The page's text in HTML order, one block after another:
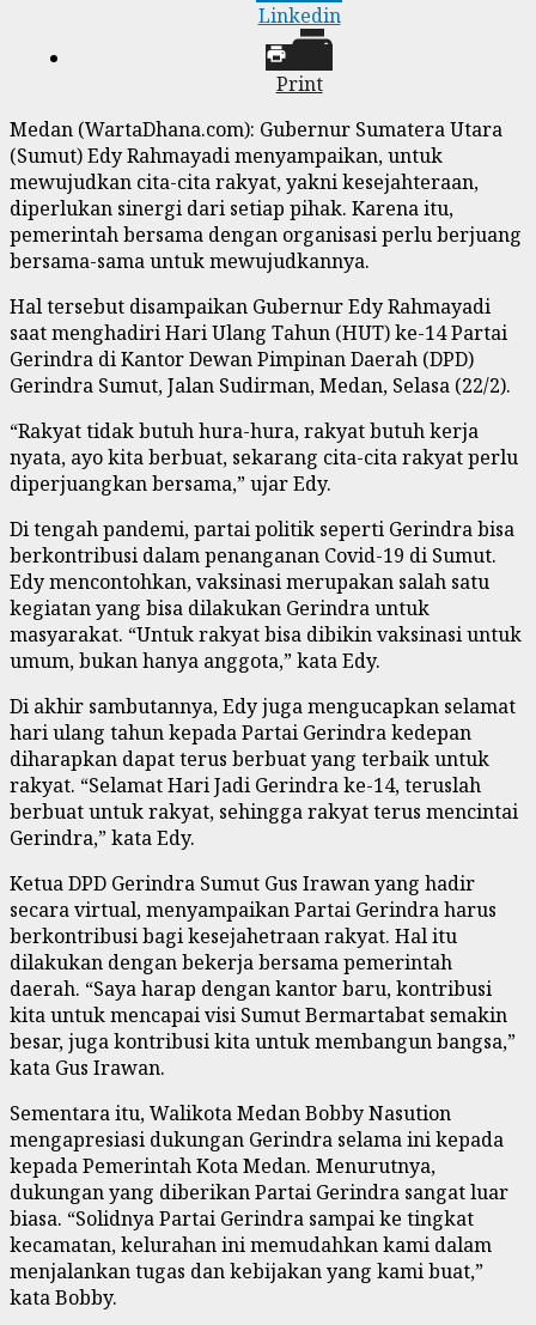
Linkedin
Print
Medan (WartaDhana.com): Gubernur Sumatera Utara
(Sumut) Edy Rahmayadi menyampaikan, untuk
mewujudkan cita-cita rakyat, yakni kesejahteraan,
diperlukan sinergi dari setiap pihak. Karena itu,
pemerintah bersama dengan organisasi perlu berjuang
bersama-sama untuk mewujudkannya.
Hal tersebut disampaikan Gubernur Edy Rahmayadi
saat menghadiri Hari Ulang Tahun (HUT) ke-14 Partai
Gerindra di Kantor Dewan Pimpinan Daerah (DPD)
Gerindra Sumut, Jalan Sudirman, Medan, Selasa (22/2).
“Rakyat tidak butuh hura-hura, rakyat butuh kerja
nyata, ayo kita berbuat, sekarang cita-cita rakyat perlu
diperjuangkan bersama,” ujar Edy.
Di tengah pandemi, partai politik seperti Gerindra bisa
berkontribusi dalam penanganan Covid-19 di Sumut.
Edy mencontohkan, vaksinasi merupakan salah satu
kegiatan yang bisa dilakukan Gerindra untuk
masyarakat. “Untuk rakyat bisa dibikin vaksinasi untuk
umum, bukan hanya anggota,” kata Edy.
Di akhir sambutannya, Edy juga mengucapkan selamat
hari ulang tahun kepada Partai Gerindra kedepan
diharapkan dapat terus berbuat yang terbaik untuk
rakyat. “Selamat Hari Jadi Gerindra ke-14, teruslah
berbuat untuk rakyat, sehingga rakyat terus mencintai
Gerindra,” kata Edy.
Ketua DPD Gerindra Sumut Gus Irawan yang hadir
secara virtual, menyampaikan Partai Gerindra harus
berkontribusi bagi kesejahetraan rakyat. Hal itu
dilakukan dengan bekerja bersama pemerintah
daerah. “Saya harap dengan kantor baru, kontribusi
kita untuk mencapai visi Sumut Bermartabat semakin
besar, juga kontribusi kita untuk membangun bangsa,”
kata Gus Irawan.
Sementara itu, Walikota Medan Bobby Nasution
mengapresiasi dukungan Gerindra selama ini kepada
kepada Pemerintah Kota Medan. Menurutnya,
dukungan yang diberikan Partai Gerindra sangat luar
biasa. “Solidnya Partai Gerindra sampai ke tingkat
kecamatan, kelurahan ini memudahkan kami dalam
menjalankan tugas dan kebijakan yang kami buat,”
kata Bobby.